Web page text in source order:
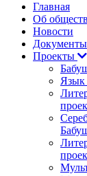
Главная
Об
Новости
Документы
Проекты
Язык